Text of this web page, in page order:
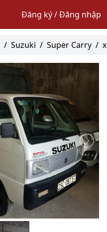
Đăng ký / Đăng nhập
/ Suzuki / Super Carry /